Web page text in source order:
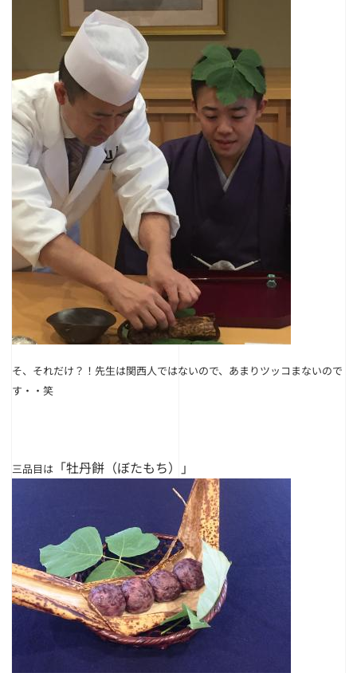
そ、それだけ？！先生は関西人ではないので、あまりツッコまないので
す・・笑
三品目は 「牡丹餅（ぼたもち）」